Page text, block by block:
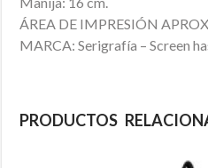
ÁREA DE IMPRESIÓN
MARCA: Serigrafía – Screen
PRODUCTOS